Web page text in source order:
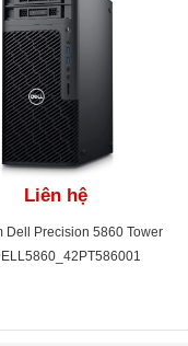
Liên hệ
Dell Precision 5860 Tower